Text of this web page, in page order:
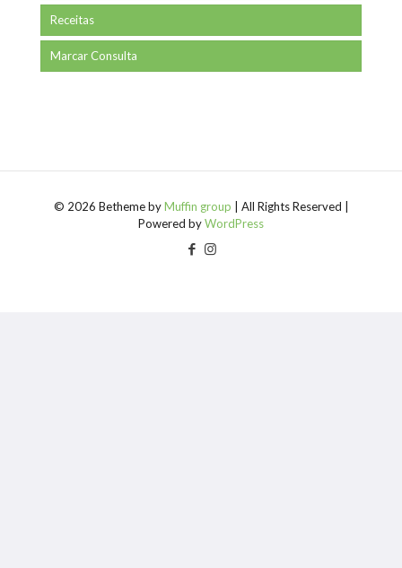
Receitas
Marcar Consulta
© 2026 Betheme byMuffin group | All Rights Reserved |
Powered byWordPress